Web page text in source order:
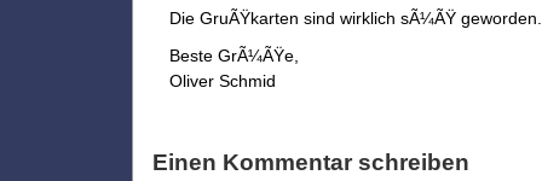
Die GruÃŸkarten sind wirklich sÃ¼ÃŸ
Beste GrÃ¼ÃŸe,
Oliver Schmid
Einen Kommentar schreiben